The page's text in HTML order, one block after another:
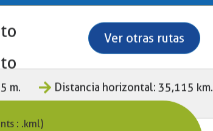
Ver otras rutas
m. Distancia horizontal: 35,115 km.
: .kml)